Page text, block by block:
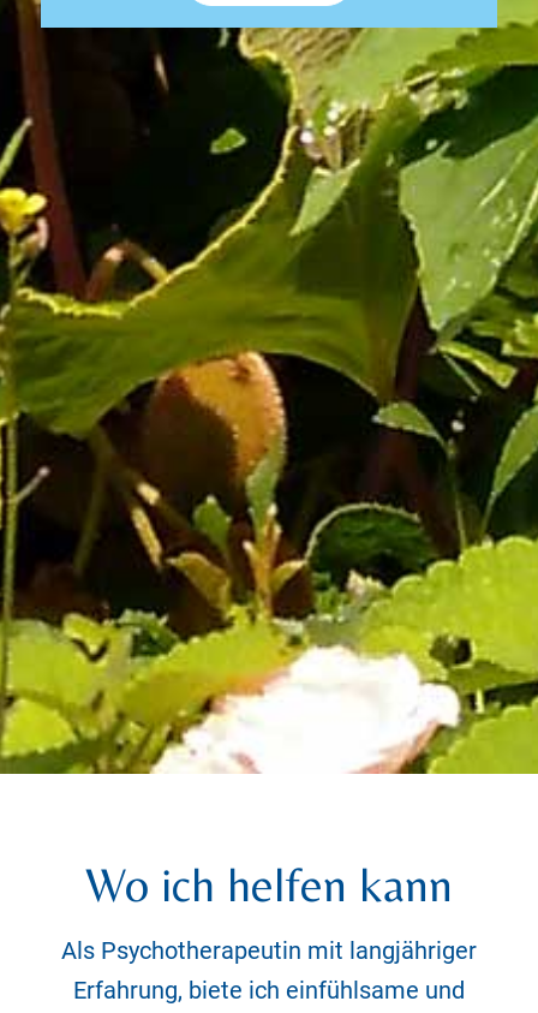
Wo ich helfen kann
Als Psychotherapeutin mit langjähriger
Erfahrung, biete ich einfühlsame und